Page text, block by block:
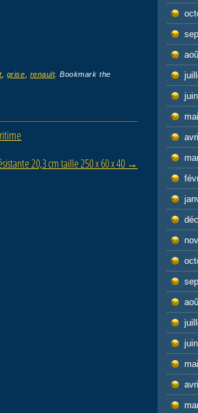
, grise renault. Bookmark the
20,3 cm taille 250 x 60 x 40 →